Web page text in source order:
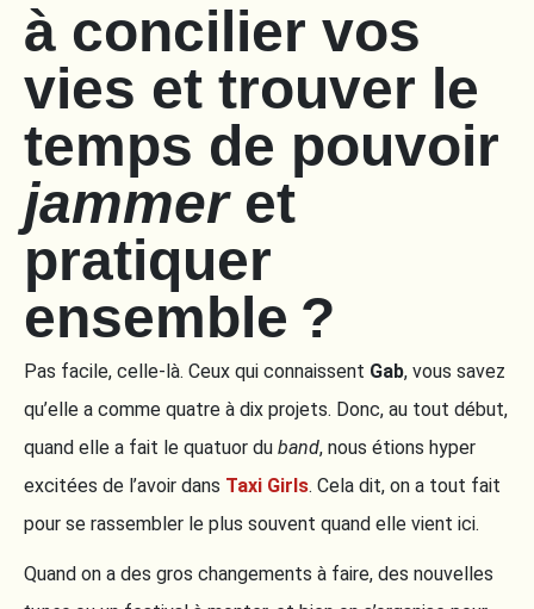
à concilier vos
vies et trouver le
temps de pouvoir
jammeret
pratiquer
ensemble ?
Pas facile, celle-là. Ceux qui connaissent Gab, vous savez
qu’elle a comme quatre à dix projets. Donc, au tout début,
quand elle a fait le quatuor du band, nous étions hyper
excitées de l’avoir dans Taxi Girls. Cela dit, on a tout fait
pour se rassembler le plus souvent quand elle vient ici.
Quand on a des gros changements à faire, des nouvelles